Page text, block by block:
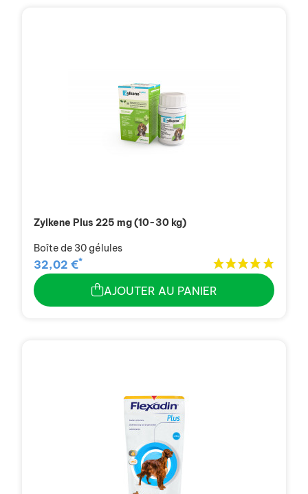
Zylkene Plus 225 mg (10-30 kg)
Boîte de 30 gélules
32,02 €*
AJOUTER AU PANIER